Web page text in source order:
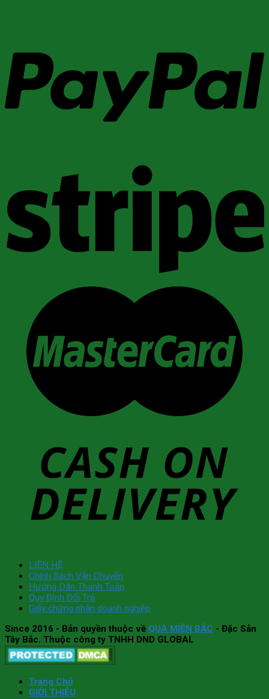
LIÊN HỆ
Chính Sách Vận Chuyển
Hướng Dẫn Thanh Toán
Quy Định Đổi Trả
Giấy chứng nhận doanh nghiệp
Since 2016 - Bản quyền thuộc về QUÀ MIỀN BẮC - Đặc Sản
Tây Bắc. Thuộc công ty TNHH DND GLOBAL
Trang Chủ
GIỚI THIỆU